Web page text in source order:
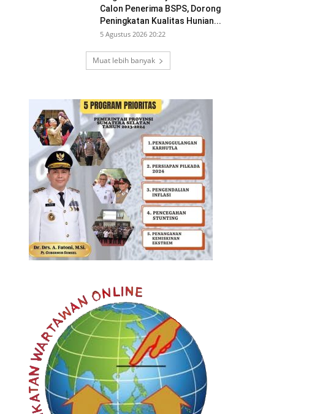
Calon Penerima BSPS, Dorong
Peningkatan Kualitas Hunian...
5 Agustus 2026 20:22
Muat lebih banyak